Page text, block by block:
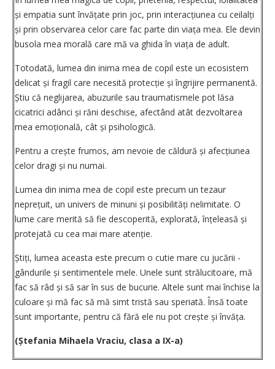
și empatia sunt învățate prin joc, prin interacțiunea cu ceilalți
și prin observarea celor care fac parte din viața mea. Ele devin
busola mea morală care mă va ghida în viața de adult.
Totodată, lumea din inima mea de copil este un ecosistem
delicat și fragil care necesită protecție și îngrijire permanentă.
Știu că neglijarea, abuzurile sau traumatismele pot lăsa
cicatrici adânci și răni deschise, afectând atât dezvoltarea
mea emo­țio­nală, cât și psihologică.
Pentru a crește frumos, am nevoie de căldură și afecțiunea
celor dragi și nu numai.
Lumea din inima mea de copil este precum un tezaur
neprețuit, un univers de minuni și posi­bilități nelimitate. O
lume care merită să fie descoperită, explorată, înțeleasă și
protejată cu cea mai mare atenție.
Știți, lumea aceasta este precum o cutie mare cu jucării -
gândurile și sentimentele mele. Unele sunt strălucitoare, mă
fac să râd și să sar în sus de bucurie. Altele sunt mai închise la
culoare și mă fac să mă simt tristă sau speriată. Însă toate
sunt importante, pentru că fără ele nu pot crește și învăța.
(Ștefania Mihaela Vraciu, clasa a IX-a)